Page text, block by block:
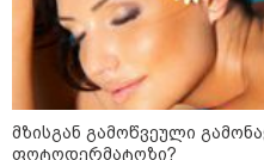
მზისგან გამოწვეული
ფოტოდერმატოზი?